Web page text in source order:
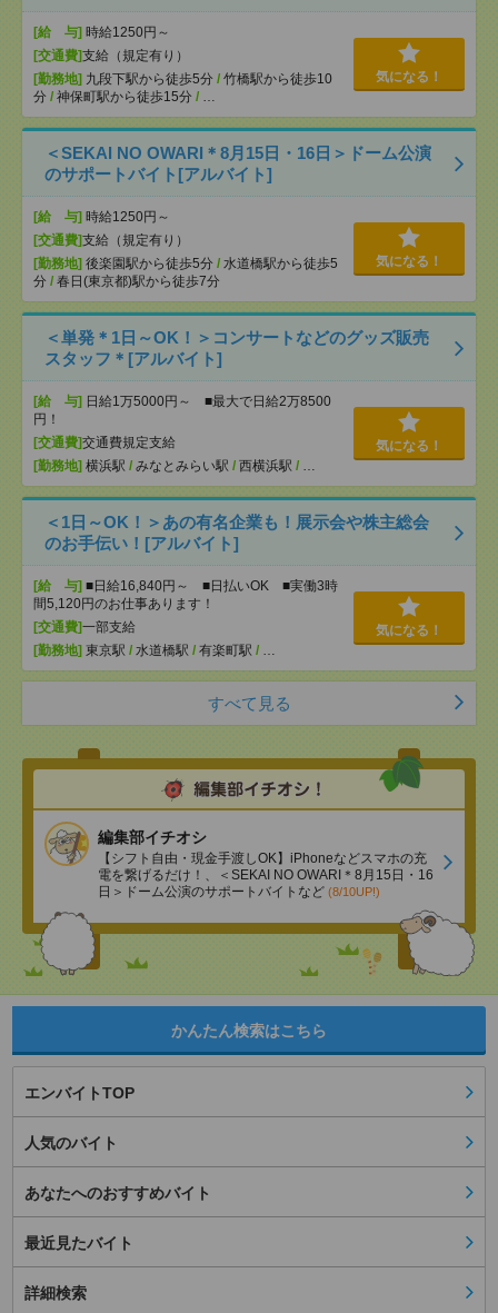
[給 与] 時給1250円～
[交通費]支給（規定有り）
[勤務地] 九段下駅から徒歩5分 / 竹橋駅から徒歩10
分 / 神保町駅から徒歩15分 / …
気になる！
＜SEKAI NO OWARI＊8月15日・16日＞ドーム公演
のサポートバイト[アルバイト]
[給 与] 時給1250円～
[交通費]支給（規定有り）
[勤務地] 後楽園駅から徒歩5分 / 水道橋駅から徒歩5
分 / 春日(東京都)駅から徒歩7分
気になる！
＜単発＊1日～OK！＞コンサートなどのグッズ販売
スタッフ＊[アルバイト]
[給 与] 日給1万5000円～ ■最大で日給2万8500
円！
[交通費]交通費規定支給
[勤務地] 横浜駅 / みなとみらい駅 / 西横浜駅 / …
気になる！
＜1日～OK！＞あの有名企業も！展示会や株主総会
のお手伝い！[アルバイト]
[給 与] ■日給16,840円～ ■日払いOK ■実働3時
間5,120円のお仕事あります！
[交通費]一部支給
[勤務地] 東京駅 / 水道橋駅 / 有楽町駅 / …
気になる！
すべて見る
編集部イチオシ
【シフト自由・現金手渡しOK】iPhoneなどスマホの充
電を繋げるだけ！、＜SEKAI NO OWARI＊8月15日・16
日＞ドーム公演のサポートバイトなど (8/10UP!)
かんたん検索はこちら
エンバイトTOP
人気のバイト
あなたへのおすすめバイト
最近見たバイト
詳細検索